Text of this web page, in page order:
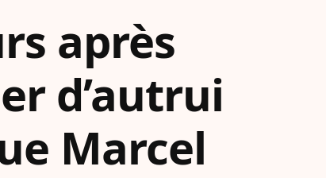
après
d’autrui
Marcel